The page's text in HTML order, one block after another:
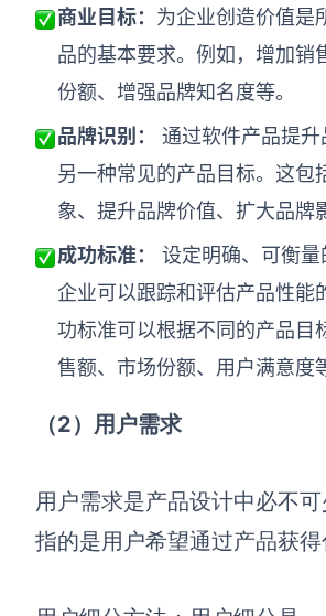
帮助支持
帮助中心
获取详细功能指南和技术支持
知识分享社区
探索创意灵感与高效协作技巧
定价
商业目标： 为企业创造价值是
品的基本要求。例如，增加销
份额、增强品牌知名度等。
品牌识别：
通过软件产品提
另一种常见的产品目标。这包
象、提升品牌价值、扩大品牌
成功标准：
设定明确、可衡
企业可以跟踪和评估产品性能
功标准可以根据不同的产品目
售额、市场份额、用户满意度
（2）用户需求
用户需求是产品设计中必不
指的是用户希望通过产品获得